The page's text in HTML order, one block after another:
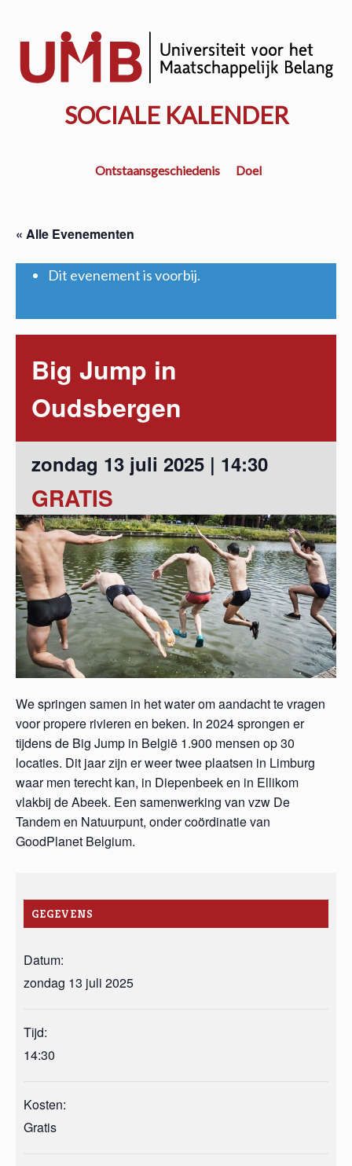
hoofd
SOCIALE KALENDER
Ontstaansgeschiedenis Doel
« Alle Evenementen
Dit evenement is voorbij.
Big Jump in
Oudsbergen
zondag 13 juli 2025 | 14:30
GRATIS
We springen samen in het water om aandacht te vragen
voor propere rivieren en beken. In 2024 sprongen er
tijdens de Big Jump in België 1.900 mensen op 30
locaties. Dit jaar zijn er weer twee plaatsen in Limburg
waar men terecht kan, in Diepenbeek en in Ellikom
vlakbij de Abeek. Een samenwerking van vzw De
Tandem en Natuurpunt, onder coördinatie van
GoodPlanet Belgium.
GEGEVENS
Datum:
zondag 13 juli 2025
Tijd:
14:30
Kosten:
Gratis